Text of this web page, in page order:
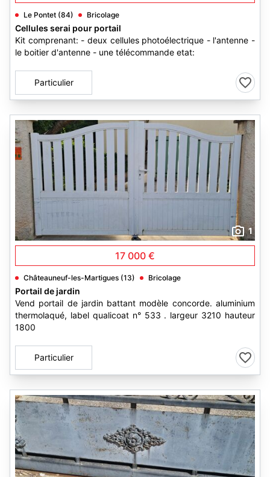
Le Pontet (84) Bricolage
Cellules serai pour portail
Kit comprenant: - deux cellules photoélectrique - l'antenne -
le boitier d'antenne - une télécommande etat:
Particulier
1
17 000 €
Châteauneuf-les-Martigues (13) Bricolage
Portail de jardin
Vend portail de jardin battant modèle concorde. aluminium
thermolaqué, label qualicoat n° 533 . largeur 3210 hauteur
1800
Particulier